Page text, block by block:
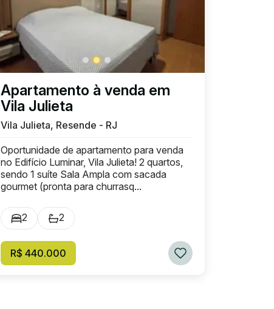
Apartamento à venda em
Vila Julieta
Vila Julieta, Resende - RJ
Oportunidade de apartamento para venda
no Edifício Luminar, Vila Julieta! 2 quartos,
sendo 1 suíte Sala Ampla com sacada
gourmet (pronta para churrasq...
2 2
R$ 440.000